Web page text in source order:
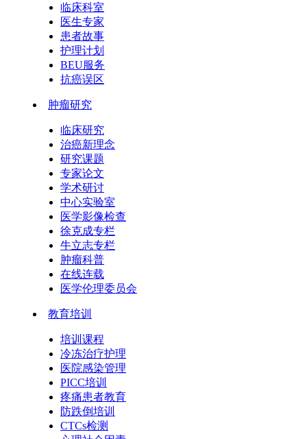
临床科室
医生专家
患者故事
护理计划
BEU服务
抗癌误区
肿瘤研究
临床研究
治癌新理念
研究课题
专家论文
学术研讨
中心实验室
医学影像检查
徐克成专栏
牛立志专栏
肿瘤科普
在线连载
医学伦理委员会
教育培训
培训课程
冷冻治疗护理
医院感染管理
PICC培训
疼痛患者教育
防跌倒培训
CTCs检测